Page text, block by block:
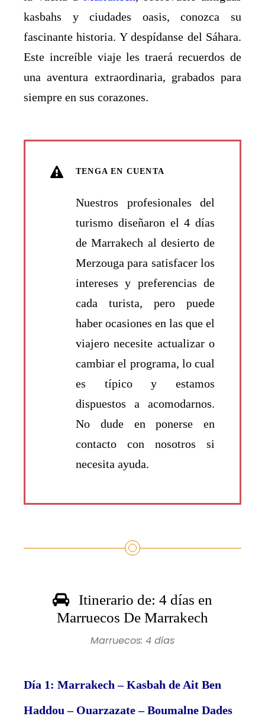
kasbahs y ciudades oasis, conozca su
fascinante historia. Y despídanse del Sáhara.
Este increíble viaje les traerá recuerdos de
una aventura extraordinaria, grabados para
siempre en sus corazones.
TENGA EN CUENTA
Nuestros profesionales del
turismo diseñaron el4 días
de Marrakech al desierto de
Merzouga para satisfacer los
intereses y preferencias de
cada turista, pero puede
haber ocasiones en las que el
viajero necesite actualizar o
cambiar el programa, lo cual
es típico y estamos
dispuestos a acomodarnos.
No dude en ponerse en
contacto con nosotros si
necesita ayuda.
Itinerario de: 4 días en
Marruecos De Marrakech
Marruecos: 4 días
Día 1: Marrakech – Kasbah de Ait Ben
Haddou – Ouarzazate – Boumalne Dades